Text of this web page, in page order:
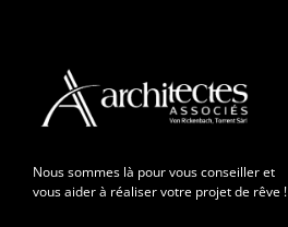
Nous sommes là pour vous conseiller et
vous aider à réaliser votre projet de rêve !